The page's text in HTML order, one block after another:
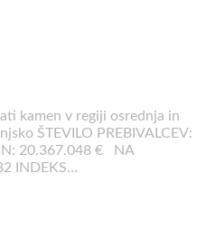
kamen v regiji osrednja in
ŠTEVILO PREBIVALCEV:
20.367.048 € NA
INDEKS…